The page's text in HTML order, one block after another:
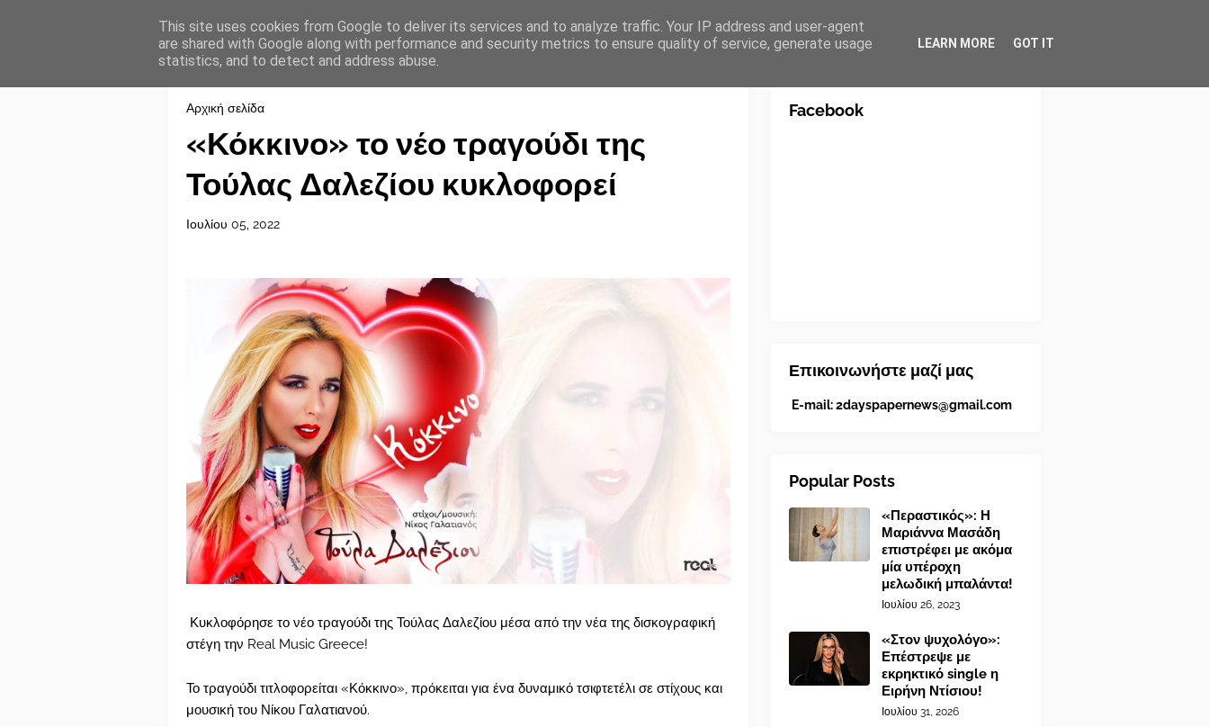
Αρχική σελίδα
«Κόκκινο» το νέο τραγούδι της
Τούλας Δαλεζίου κυκλοφορεί
Ιουλίου 05, 2022
Κυκλοφόρησε το νέο τραγούδι της Τούλας Δαλεζίου μέσα από την νέα της δισκογραφική
στέγη την Real Music Greece!
Το τραγούδι τιτλοφορείται «Κόκκινο», πρόκειται για ένα δυναμικό τσιφτετέλι σε στίχους και
μουσική του Νίκου Γαλατιανού.
Facebook
Επικοινωνήστε μαζί μας
E-mail:2dayspapernews@gmail.com
Popular Posts
«Περαστικός»: Η
Μαριάννα Μασάδη
επιστρέφει με ακόμα
μία υπέροχη
μελωδική μπαλάντα!
Ιουλίου 26, 2023
«Στον ψυχολόγο»:
Επέστρεψε με
εκρηκτικό single η
Ειρήνη Ντίσιου!
Ιουλίου 31, 2026
This site uses cookies from Google to deliver its services and to analyze traffic. Your IP address and user-agent
are shared with Google along with performance and security metrics to ensure quality of service, generate usage
statistics, and to detect and address abuse.
LEARN MORE GOT IT